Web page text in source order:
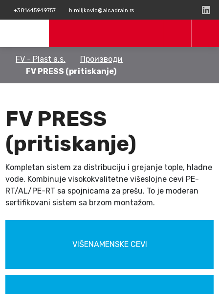
+381645949757 b.miljkovic@alcadrain.rs
FV - Plast a.s.
Производи
FV PRESS (pritiskanje)
FV PRESS
(pritiskanje)
Kompletan sistem za distribuciju i grejanje tople, hladne
vode. Kombinuje visokokvalitetne višeslojne cevi PE-
RT/AL/PE-RT sa spojnicama za prešu. To je moderan
sertifikovani sistem sa brzom montažom.
VIŠENAMENSKE CEVI